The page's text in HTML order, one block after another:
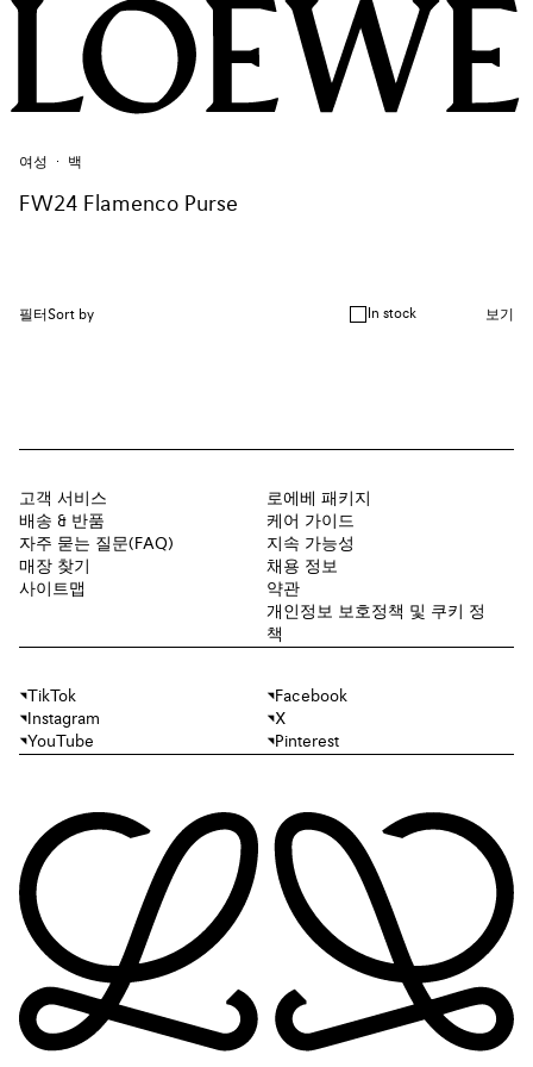
여성 백
FW24 Flamenco Purse
필터Sort by In stock 보기
고객 서비스
배송 & 반품
자주 묻는 질문(FAQ)
매장 찾기
사이트맵
로에베 패키지
케어 가이드
지속 가능성
채용 정보
약관
개인정보 보호정책 및 쿠키 정
책
TikTok
Facebook
Instagram
X
YouTube
Pinterest